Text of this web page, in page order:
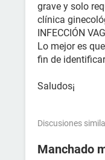
grave y solo
clínica
INFECCIÓN
Lo mejor es
fin de
Saludos¡
Discusiones
Manchado